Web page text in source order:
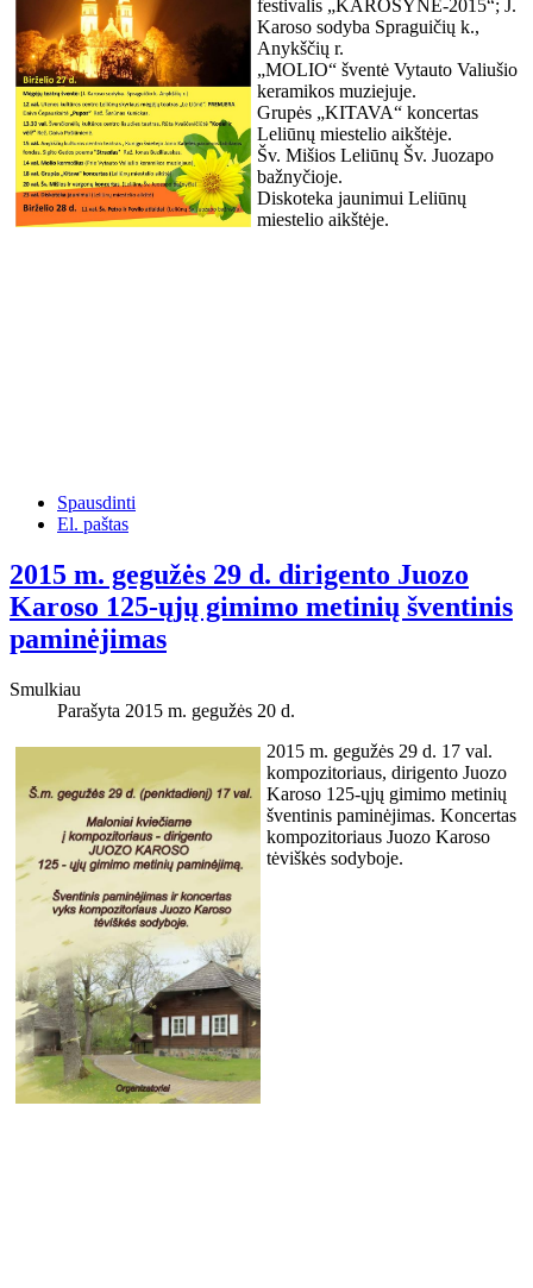
festivalis „KAROSYNĖ-2015“; J.
Karoso sodyba Spraguičių k.,
Anykščių r.
„MOLIO“ šventė Vytauto Valiušio
keramikos muziejuje.
Grupės „KITAVA“ koncertas
Leliūnų miestelio aikštėje.
Šv. Mišios Leliūnų Šv. Juozapo
bažnyčioje.
Diskoteka jaunimui Leliūnų
miestelio aikštėje.
Spausdinti
El. paštas
2015 m. gegužės 29 d. dirigento Juozo
Karoso 125-ųjų gimimo metinių šventinis
paminėjimas
Smulkiau
Parašyta 2015 m. gegužės 20 d.
2015 m. gegužės 29 d. 17 val.
kompozitoriaus, dirigento Juozo
Karoso 125-ųjų gimimo metinių
šventinis paminėjimas. Koncertas
kompozitoriaus Juozo Karoso
tėviškės sodyboje.